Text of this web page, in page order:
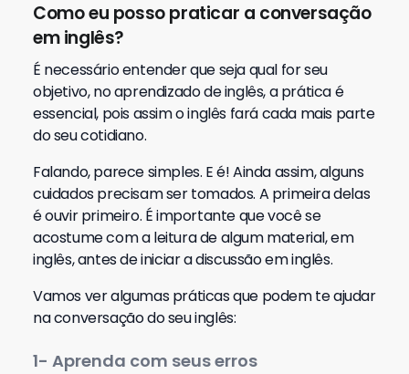
Como eu posso praticar a conversação
em inglês?
É necessário entender que seja qual for seu
objetivo, no aprendizado de inglês, a prática é
essencial, pois assim o inglês fará cada mais parte
do seu cotidiano.
Falando, parece simples. E é! Ainda assim, alguns
cuidados precisam ser tomados. A primeira delas
é ouvir primeiro. É importante que você se
acostume com a leitura de algum material, em
inglês, antes de iniciar a discussão em inglês.
Vamos ver algumas práticas que podem te ajudar
na conversação do seu inglês:
1- Aprenda com seus erros